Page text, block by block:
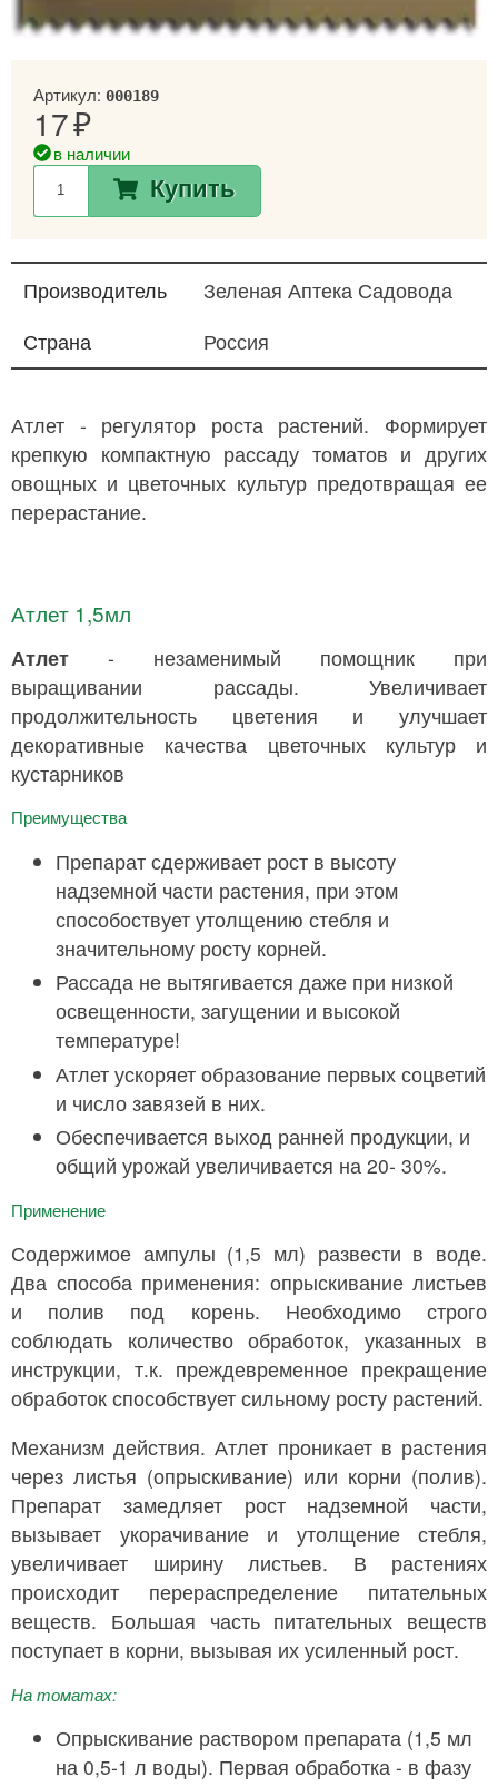
Артикул: 000189
17
в наличии
Купить
Производитель
Зеленая Аптека Садовода
Страна
Россия
Атлет - регулятор роста растений. Формирует
крепкую компактную рассаду томатов и других
овощных и цветочных культур предотвращая ее
перерастание.
Атлет 1,5мл
Атлет - незаменимый помощник при
выращивании рассады. Увеличивает
продолжительность цветения и улучшает
декоративные качества цветочных культур и
кустарников
Преимущества
Препарат сдерживает рост в высоту
надземной части растения, при этом
способоствует утолщению стебля и
значительному росту корней.
Рассада не вытягивается даже при низкой
освещенности, загущении и высокой
температуре!
Атлет ускоряет образование первых соцветий
и число завязей в них.
Обеспечивается выход ранней продукции, и
общий урожай увеличивается на 20- 30%.
Применение
Содержимое ампулы (1,5 мл) развести в воде.
Два способа применения: опрыскивание листьев
и полив под корень. Необходимо строго
соблюдать количество обработок, указанных в
инструкции, т.к. преждевременное прекращение
обработок способствует сильному росту растений.
Механизм действия. Атлет проникает в растения
через листья (опрыскивание) или корни (полив).
Препарат замедляет рост надземной части,
вызывает укорачивание и утолщение стебля,
увеличивает ширину листьев. В растениях
происходит перераспределение питательных
веществ. Большая часть питательных веществ
поступает в корни, вызывая их усиленный рост.
На томатах:
Опрыскивание раствором препарата (1,5 мл
на 0,5-1 л воды). Первая обработка - в фазу